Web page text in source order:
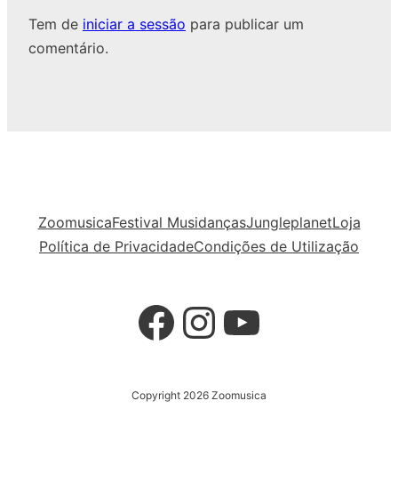
Tem de iniciar a sessão para publicar um
comentário.
ZoomusicaFestival MusidançasJungleplanetLoja
Política de PrivacidadeCondições de Utilização
Facebook
Instagram
YouTube
Copyright 2026 Zoomusica